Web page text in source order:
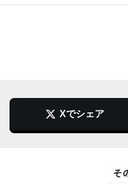
Xでシェア
そ